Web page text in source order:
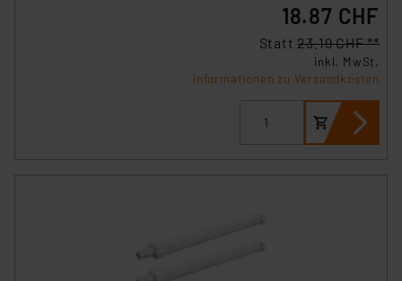
18.87 CHF
Statt23.19 CHF **
inkl. MwSt.
Informationen zu Versandkosten